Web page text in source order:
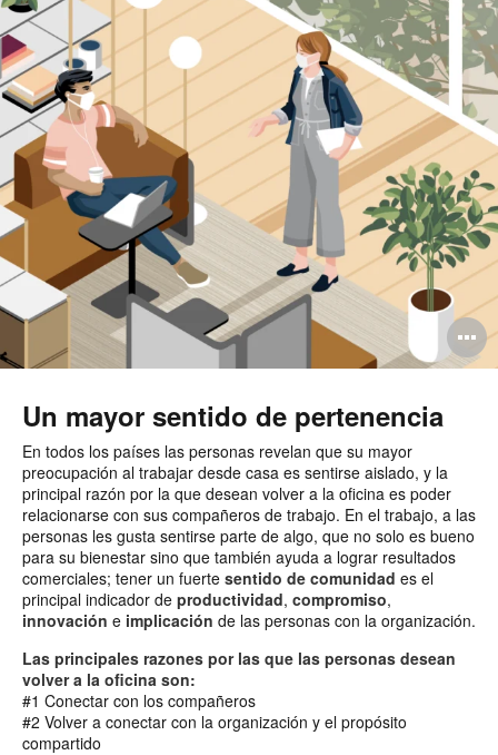
Un mayor sentido de pertenencia
En todos los países las personas revelan que su mayor
preocupación al trabajar desde casa es sentirse aislado, y la
principal razón por la que desean volver a la oficina es poder
relacionarse con sus compañeros de trabajo. En el trabajo, a las
personas les gusta sentirse parte de algo, que no solo es bueno
para su bienestar sino que también ayuda a lograr resultados
comerciales; tener un fuerte sentido de comunidad es el
principal indicador de productividad, compromiso,
innovación e implicación de las personas con la organización.
Las principales razones por las que las personas desean
volver a la oficina son:
#1 Conectar con los compañeros
#2 Volver a conectar con la organización y el propósito
compartido